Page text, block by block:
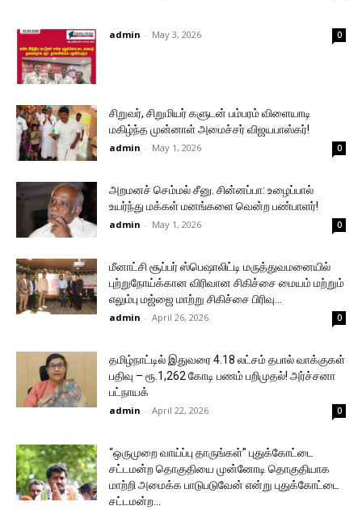
admin - May 3, 2026 0
சிறுவர், சிறுமியர் களுடன் பம்பரம் விளையாடி
மகிழ்ந்த முன்னாள் அமைச்சர் விஜயபாஸ்கர்!
admin - May 1, 2026 0
அறமனச் செம்மல் சீனு. சின்னப்பா: உழைப்பால்
உயர்ந்து மக்கள் மனங்களை வென்ற பண்பாளர்!
admin - May 1, 2026 0
மீனாட்சி சூப்பர் ஸ்பெஷாலிட்டி மருத்துவமனையில்
புற்றுநோய்க்கான விரிவான சிகிச்சை மையம் மற்றும்
எலும்பு மஜ்ஜை மாற்று சிகிச்சை பிரிவு...
admin - April 26, 2026 0
தமிழ்நாட்டில் இதுவரை 4.18 லட்சம் தபால் வாக்குகள்
பதிவு – ரூ.1,262 கோடி பணம் பறிமுதல்! அர்ச்சனா
பட்நாயக்
admin - April 22, 2026 0
“ஒருமுறை வாய்ப்பு தாருங்கள்” புதுக்கோட்டை
சட்டமன்ற தொகுதியை முன்னோடி தொகுதியாக
மாற்றி அமைக்க பாடுபடுவேன் என்று புதுக்கோட்டை
சட்டமன்ற...